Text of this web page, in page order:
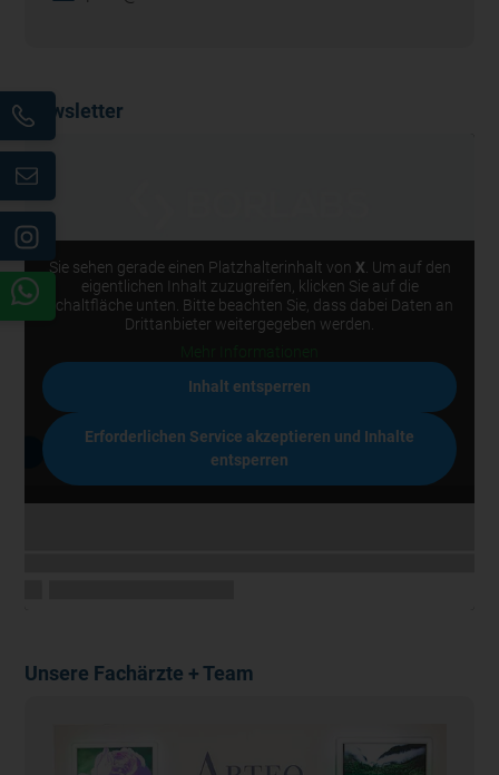
Newsletter
Sie sehen gerade einen Platzhalterinhalt von X . Um auf den
eigentlichen Inhalt zuzugreifen, klicken Sie auf die
Schaltfläche unten. Bitte beachten Sie, dass dabei Daten an
Drittanbieter weitergegeben werden.
Inhalt entsperren
Erforderlichen Service akzeptieren und Inhalte
entsperren
Unsere Fachärzte + Team